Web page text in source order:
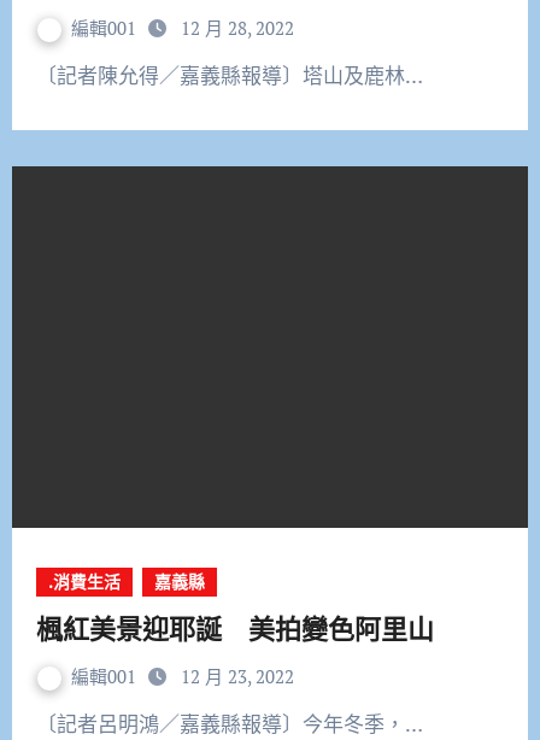
編輯001 12 月 28, 2022
〔記者陳允得／嘉義縣報導〕塔山及鹿林…
.消費生活 嘉義縣
楓紅美景迎耶誕 美拍變色阿里山
編輯001 12 月 23, 2022
〔記者呂明鴻／嘉義縣報導〕今年冬季，…